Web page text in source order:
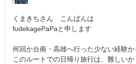
くまきちさん こんばんは
fudekagePaPaと申します
何回か台南・高雄へ行った少ない経験
このルートでの日帰り旅行は、難しいか